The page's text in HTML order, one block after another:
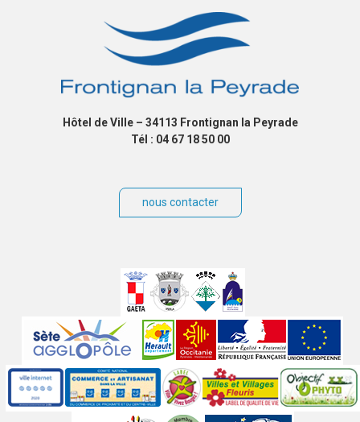
Hôtel de Ville – 34113 Frontignan la Peyrade
Tél : 04 67 18 50 00
nous contacter
partenaires
Labels